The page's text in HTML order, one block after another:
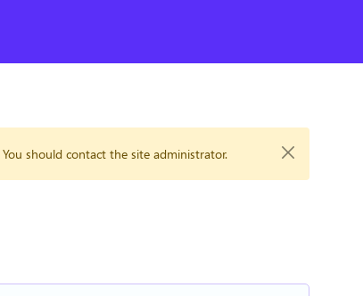
You should contact the site administrator.